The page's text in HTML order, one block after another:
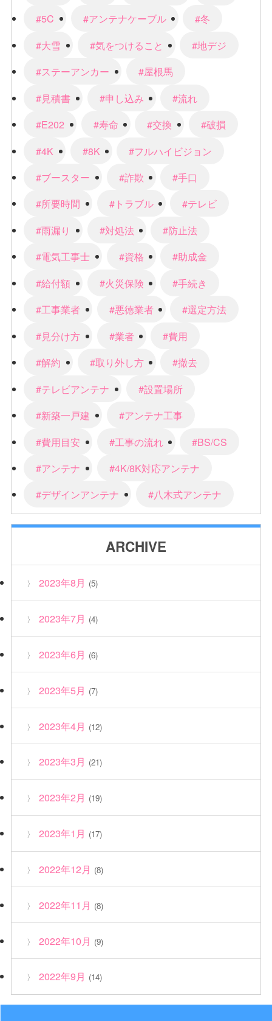
#5C
#アンテナケーブル
#冬
#大雪
#気をつけること
#地デジ
#ステーアンカー
#屋根馬
#見積書
#申し込み
#流れ
#E202
#寿命 #交換
#破損
#4K
#8K
#フルハイビジョン
#ブースター
#詐欺
#手口
#所要時間
#トラブル
#テレビ
#雨漏り
#対処法
#防止法
#電気工事士
#資格
#助成金
#給付額
#火災保険
#手続き
#工事業者
#悪徳業者
#選定方法
#見分け方
#業者
#費用
#解約
#取り外し方
#撤去
#テレビアンテナ
#設置場所
#新築一戸建
#アンテナ工事
#費用目安
#工事の流れ
#BS/CS
#アンテナ
#4K/8K対応アンテナ
#デザインアンテナ
#八木式アンテナ
ARCHIVE
2023年8月 (5)
2023年7月 (4)
2023年6月 (6)
2023年5月 (7)
2023年4月 (12)
2023年3月 (21)
2023年2月 (19)
2023年1月 (17)
2022年12月 (8)
2022年11月 (8)
2022年10月 (9)
2022年9月 (14)